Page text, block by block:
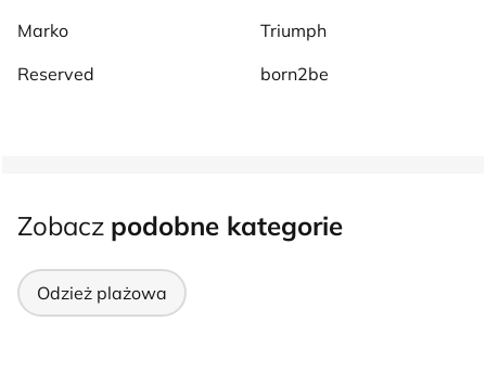
Marko
Reserved
Triumph
born2be
Zobacz podobne kategorie
Odzież plażowa